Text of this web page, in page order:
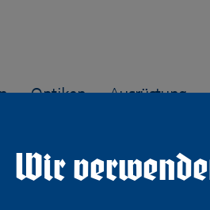
Wir
Optiken Ausrüstung